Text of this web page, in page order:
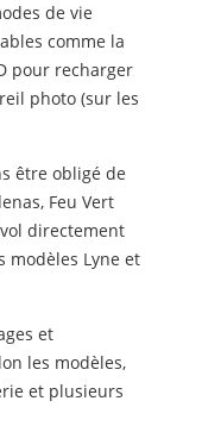
de vie
comme la
pour recharger
photo (sur les
être obligé de
Feu Vert
directement
modèles Lyne et
et
les modèles,
et plusieurs